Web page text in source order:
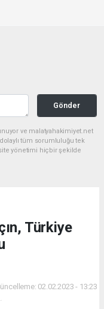
Gönder
ve malatyahakimiyet.net
tüm sorumluluğu tek
yönetimi hiçbir şekilde
Türkiye
02.02.2023 - 13:23